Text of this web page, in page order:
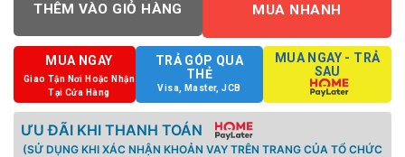
THÊM VÀO GIỎ HÀNG MUA NHANH
MUA NGAY
Giao Tận Nơi Hoặc Nhận
Tại Cửa Hàng
TRẢ GÓP QUA
THẺ
Visa, Master, JCB
MUA NGAY - TRẢ
SAU
ƯU ĐÃI KHI THANH TOÁN
(SỬ DỤNG KHI XÁC NHẬN KHOẢN VAY TRÊN TRANG CỦA TỔ CHỨC